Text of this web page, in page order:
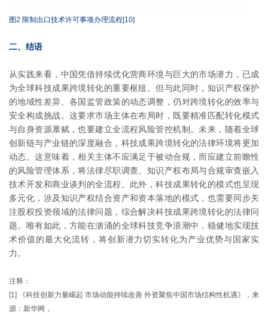
图2 限制出口技术许可事项办理流程[10]
二、结语
从实践来看，中国凭借持续优化营商环境与巨大的市场潜力，已成
为全球科技成果跨境转化的重要枢纽。但与此同时，知识产权保护
的地域性差异、各国监管政策的动态调整，仍对跨境转化的效率与
安全构成挑战。这要求市场主体在布局时，既要精准匹配转化模式
与自身资源禀赋，也要建立全流程风险管控机制。未来，随着全球
创新链与产业链的深度融合，科技成果跨境转化的法律环境将更加
动态。这意味着，相关主体不应满足于被动合规，而应建立前瞻性
的风险管理体系，将法律尽职调查、知识产权布局与合规审查嵌入
技术开发和商业谈判的全流程。此外，科技成果转化的模式也呈现
多元化，涉及知识产权结合资产和资本落地的模式，也需要同步关
注股权投资领域的法律问题，综合解决科技成果跨境转化的法律问
题。唯有如此，方能在汹涌的全球科技竞争浪潮中，稳健地实现技
术价值的最大化流转，将创新潜力切实转化为产业优势与国家实
力。
注释：
[1] 《科技创新力量崛起 市场动能持续改善 外资聚焦中国市场结构性机遇》，来
源：新华网，